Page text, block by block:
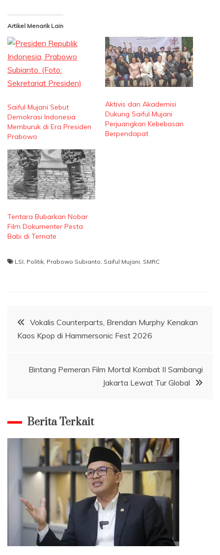
Artikel Menarik Lain
Saiful Mujani Sebut
Demokrasi Indonesia
Memburuk di Era Presiden
Prabowo
Aktivis dan Akademisi
Dukung Saiful Mujani
Perjuangkan Kebebasan
Berpendapat
Tentara Bubarkan Nobar
Film Dokumenter Pesta
Babi di Ternate
LSI Politik Prabowo Subianto Saiful Mujani SMRC
Navigasi
pos
Vokalis Counterparts, Brendan Murphy Kenakan
Kaos Kpop di Hammersonic Fest 2026
Bintang Pemeran Film Mortal Kombat II Sambangi
Jakarta Lewat Tur Global
Berita Terkait